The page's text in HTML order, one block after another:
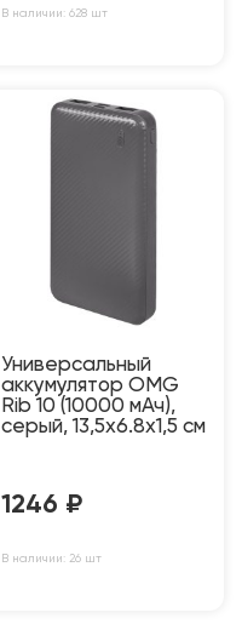
В наличии: 628 шт
Универсальный
аккумулятор OMG
Rib 10 (10000 мАч),
серый, 13,5х6.8х1,5 см
1246 ₽
В наличии: 26 шт